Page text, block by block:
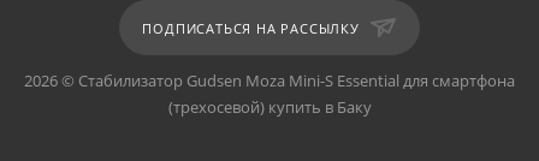
ПОДПИСАТЬСЯ НА РАССЫЛКУ
2026 © Стабилизатор Gudsen Moza Mini-S Essential для смартфона
(трехосевой) купить в Баку